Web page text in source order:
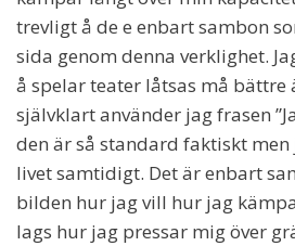
trevligt å de e enbart sambon
sida genom denna verklighet.
å spelar teater låtsas må bättre
självklart använder jag frasen
den är så standard faktiskt
livet samtidigt. Det är enbart
bilden hur jag vill hur jag
lags hur jag pressar mig över